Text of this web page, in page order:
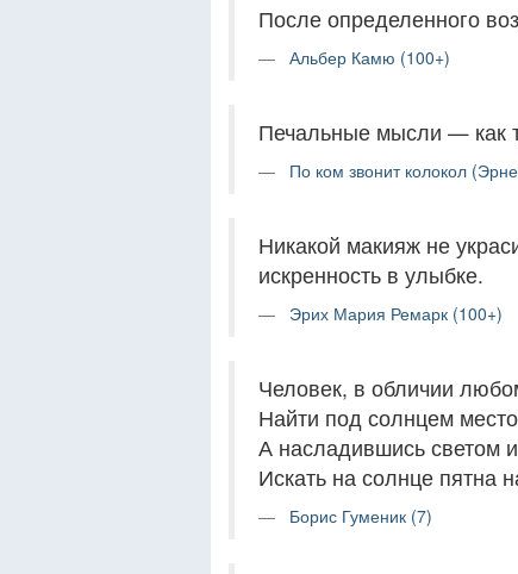
После определенного
Альбер Камю (100+)
Печальные мысли — как
По ком звонит колокол
Никакой макияж не
искренность в улыбке.
Эрих Мария Ремарк (100+)
Человек, в обличии
Найти под солнцем
А насладившись светом
Искать на солнце пятна
Борис Гуменик (7)